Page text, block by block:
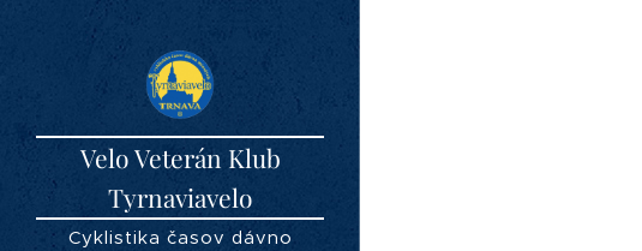
Velo Veterán Klub
Tyrnaviavelo
Cyklistika časov dávno